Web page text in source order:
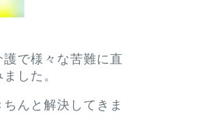
で様々な苦難に直
した。
んと解決してきま